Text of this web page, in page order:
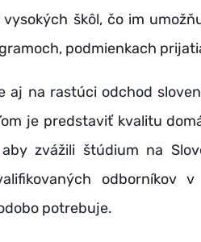
škôl, čo im
podmienkach
aj na rastúci odchod
je predstaviť kvalitu
zvážili štúdium na
odborníkov
potrebuje.